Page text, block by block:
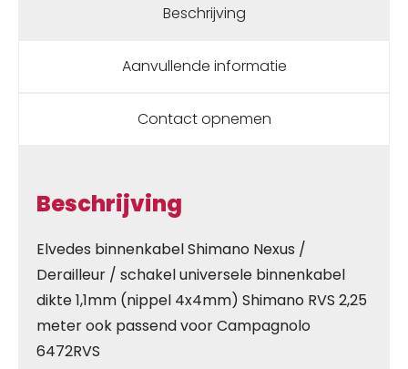
Beschrijving
Aanvullende informatie
Contact opnemen
Beschrijving
Elvedes binnenkabel Shimano Nexus /
Derailleur / schakel universele binnenkabel
dikte 1,1mm (nippel 4x4mm) Shimano RVS 2,25
meter ook passend voor Campagnolo
6472RVS